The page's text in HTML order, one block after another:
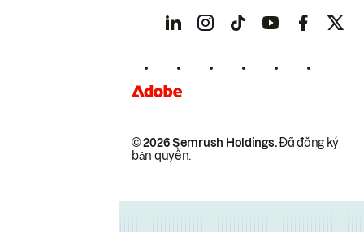
© 2026 Semrush Holdings.Đã đăng ký
bản quyền.